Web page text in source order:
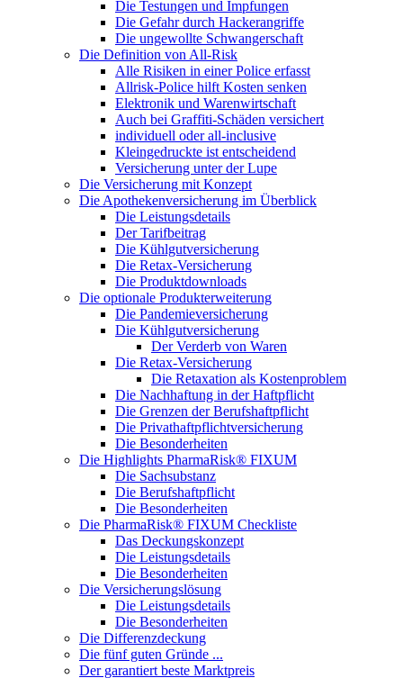
Die Testungen und Impfungen
Die Gefahr durch Hackerangriffe
Die ungewollte Schwangerschaft
Die Definition von All-Risk
Alle Risiken in einer Police erfasst
Allrisk-Police hilft Kosten senken
Elektronik und Warenwirtschaft
Auch bei Graffiti-Schäden versichert
individuell oder all-inclusive
Kleingedruckte ist entscheidend
Versicherung unter der Lupe
Die Versicherung mit Konzept
Die Apothekenversicherung im Überblick
Die Leistungsdetails
Der Tarifbeitrag
Die Kühlgutversicherung
Die Retax-Versicherung
Die Produktdownloads
Die optionale Produkterweiterung
Die Pandemieversicherung
Die Kühlgutversicherung
Der Verderb von Waren
Die Retax-Versicherung
Die Retaxation als Kostenproblem
Die Nachhaftung in der Haftpflicht
Die Grenzen der Berufshaftpflicht
Die Privathaftpflichtversicherung
Die Besonderheiten
Die Highlights PharmaRisk® FIXUM
Die Sachsubstanz
Die Berufshaftpflicht
Die Besonderheiten
Die PharmaRisk® FIXUM Checkliste
Das Deckungskonzept
Die Leistungsdetails
Die Besonderheiten
Die Versicherungslösung
Die Leistungsdetails
Die Besonderheiten
Die Differenzdeckung
Die fünf guten Gründe ...
Der garantiert beste Marktpreis